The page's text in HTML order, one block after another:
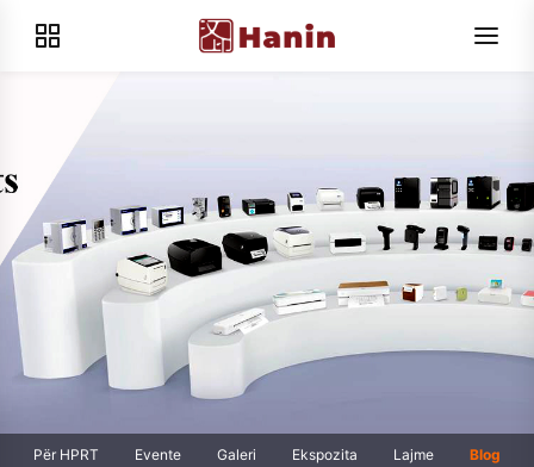
Për HPRT Evente Galeri Ekspozita Lajme Blog